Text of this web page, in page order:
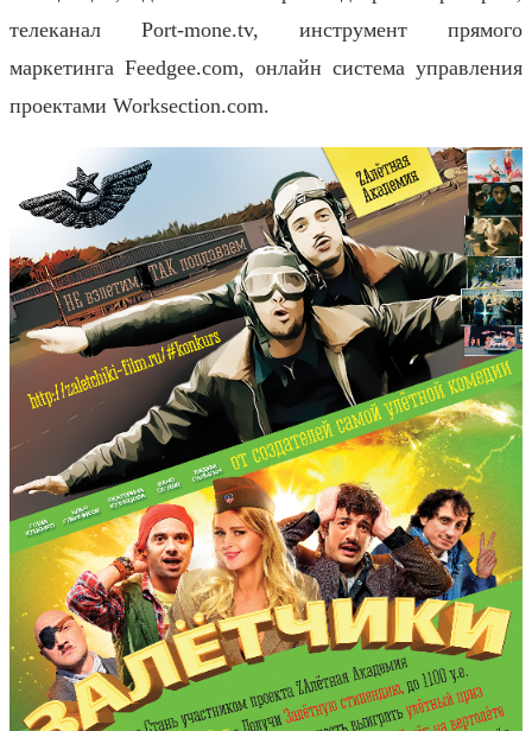
телеканал Port-mone.tv, инструмент прямого
маркетинга Feedgee.com, онлайн система управления
проектами Worksection.com.